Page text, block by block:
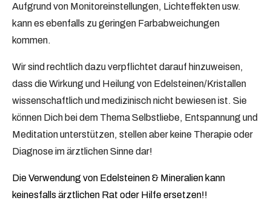
Aufgrund von Monitoreinstellungen, Lichteffekten usw.
kann es ebenfalls zu geringen Farbabweichungen
kommen.
Wir sind rechtlich dazu verpflichtet darauf hinzuweisen,
dass die Wirkung und Heilung von Edelsteinen/Kristallen
wissenschaftlich und medizinisch nicht bewiesen ist. Sie
können Dich bei dem Thema Selbstliebe, Entspannung und
Meditation unterstützen, stellen aber keine Therapie oder
Diagnose im ärztlichen Sinne dar!
Die Verwendung von Edelsteinen & Mineralien kann
keinesfalls ärztlichen Rat oder Hilfe ersetzen!!